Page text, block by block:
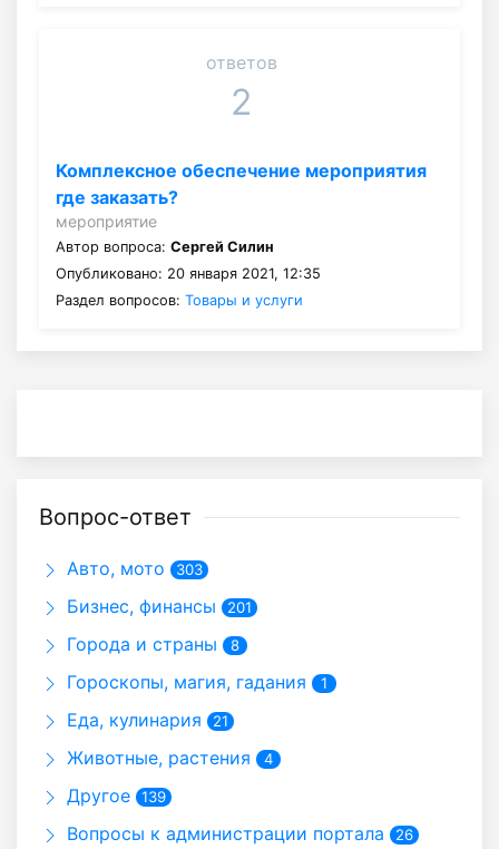
ответов
2
Комплексное обеспечение мероприятия
где заказать?
мероприятие
Автор вопроса: Сергей Силин
Опубликовано: 20 января 2021, 12:35
Раздел вопросов: Товары и услуги
Вопрос-ответ
Авто, мото 303
Бизнес, финансы 201
Города и страны 8
Гороскопы, магия, гадания 1
Еда, кулинария 21
Животные, растения 4
Другое 139
Вопросы к администрации портала 26